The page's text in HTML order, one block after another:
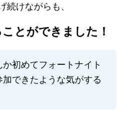
続けながらも、
とができました！
か初めてフォートナイト
できたような気がする